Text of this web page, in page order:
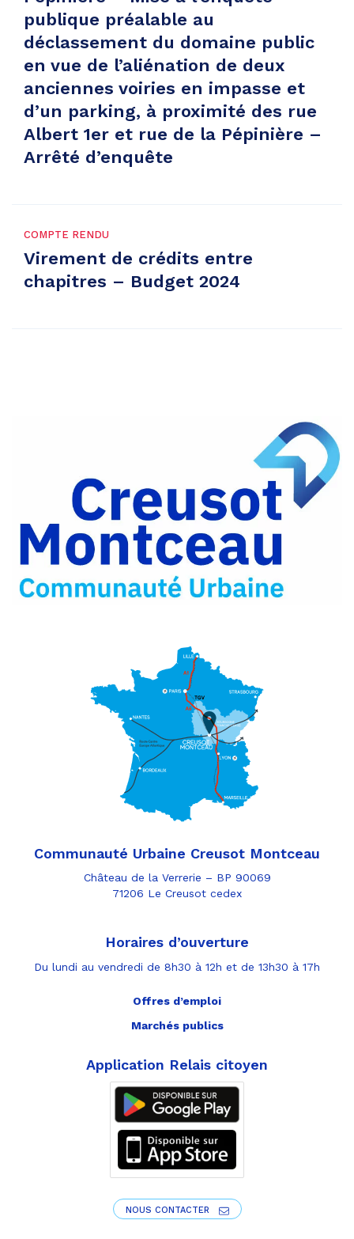
publique préalable au
déclassement du domaine public
en vue de l’aliénation de deux
anciennes voiries en impasse et
d’un parking, à proximité des rue
Albert 1er et rue de la Pépinière –
Arrêté d’enquête
COMPTE RENDU
Virement de crédits entre
chapitres – Budget 2024
Communauté Urbaine Creusot Montceau
Château de la Verrerie – BP 90069
71206 Le Creusot cedex
Horaires d’ouverture
Du lundi au vendredi de 8h30 à 12h et de 13h30 à 17h
Offres d’emploi
Marchés publics
Application Relais citoyen
NOUS CONTACTER